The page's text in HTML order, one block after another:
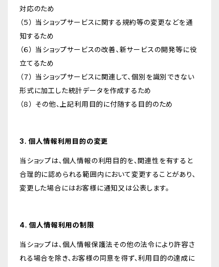
対応のため
（５） 当ショップサービスに関する規約等の変更などを通
知するため
（６） 当ショップサービスの改善、新サービスの開発等に役
立てるため
（７） 当ショップサービスに関連して、個別を識別できない
形式に加工した統計データを作成するため
（８） その他、上記利用目的に付随する目的のため
3. 個人情報利用目的の変更
当ショップは、個人情報の利用目的を、関連性を有すると
合理的に認められる範囲内において変更することがあり、
変更した場合にはお客様に通知又は公表します。
4. 個人情報利用の制限
当ショップは、個人情報保護法その他の法令により許容さ
れる場合を除き、お客様の同意を得ず、利用目的の達成に